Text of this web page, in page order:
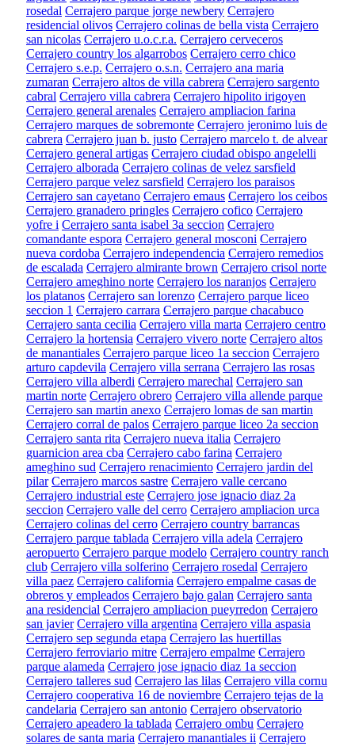
rosedal Cerrajero parque jorge newbery Cerrajero
residencial olivos Cerrajero colinas de bella vista Cerrajero
san nicolas Cerrajero u.o.c.r.a. Cerrajero cerveceros
Cerrajero country los algarrobos Cerrajero cerro chico
Cerrajero s.e.p. Cerrajero o.s.n. Cerrajero ana maria
zumaran Cerrajero altos de villa cabrera Cerrajero sargento
cabral Cerrajero villa cabrera Cerrajero hipolito irigoyen
Cerrajero general arenales Cerrajero ampliacion farina
Cerrajero marques de sobremonte Cerrajero jeronimo luis de
cabrera Cerrajero juan b. justo Cerrajero marcelo t. de alvear
Cerrajero general artigas Cerrajero ciudad obispo angelelli
Cerrajero alborada Cerrajero colinas de velez sarsfield
Cerrajero parque velez sarsfield Cerrajero los paraisos
Cerrajero san cayetano Cerrajero emaus Cerrajero los ceibos
Cerrajero granadero pringles Cerrajero cofico Cerrajero
yofre i Cerrajero santa isabel 3a seccion Cerrajero
comandante espora Cerrajero general mosconi Cerrajero
nueva cordoba Cerrajero independencia Cerrajero remedios
de escalada Cerrajero almirante brown Cerrajero crisol norte
Cerrajero ameghino norte Cerrajero los naranjos Cerrajero
los platanos Cerrajero san lorenzo Cerrajero parque liceo
seccion 1 Cerrajero carrara Cerrajero parque chacabuco
Cerrajero santa cecilia Cerrajero villa marta Cerrajero centro
Cerrajero la hortensia Cerrajero vivero norte Cerrajero altos
de manantiales Cerrajero parque liceo 1a seccion Cerrajero
arturo capdevila Cerrajero villa serrana Cerrajero las rosas
Cerrajero villa alberdi Cerrajero marechal Cerrajero san
martin norte Cerrajero obrero Cerrajero villa allende parque
Cerrajero san martin anexo Cerrajero lomas de san martin
Cerrajero corral de palos Cerrajero parque liceo 2a seccion
Cerrajero santa rita Cerrajero nueva italia Cerrajero
guarnicion area cba Cerrajero cabo farina Cerrajero
ameghino sud Cerrajero renacimiento Cerrajero jardin del
pilar Cerrajero marcos sastre Cerrajero valle cercano
Cerrajero industrial este Cerrajero jose ignacio diaz 2a
seccion Cerrajero valle del cerro Cerrajero ampliacion urca
Cerrajero colinas del cerro Cerrajero country barrancas
Cerrajero parque tablada Cerrajero villa adela Cerrajero
aeropuerto Cerrajero parque modelo Cerrajero country ranch
club Cerrajero villa solferino Cerrajero rosedal Cerrajero
villa paez Cerrajero california Cerrajero empalme casas de
obreros y empleados Cerrajero bajo galan Cerrajero santa
ana residencial Cerrajero ampliacion pueyrredon Cerrajero
san javier Cerrajero villa argentina Cerrajero villa aspasia
Cerrajero sep segunda etapa Cerrajero las huertillas
Cerrajero ferroviario mitre Cerrajero empalme Cerrajero
parque alameda Cerrajero jose ignacio diaz 1a seccion
Cerrajero talleres sud Cerrajero las lilas Cerrajero villa cornu
Cerrajero cooperativa 16 de noviembre Cerrajero tejas de la
candelaria Cerrajero san antonio Cerrajero observatorio
Cerrajero apeadero la tablada Cerrajero ombu Cerrajero
solares de santa maria Cerrajero manantiales ii Cerrajero